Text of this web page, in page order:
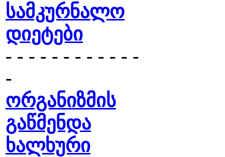
სამკურნალო
დიეტები
- - - - - - - - - - - -
-
ორგანიზმის
გაწმენდა
ხალხური